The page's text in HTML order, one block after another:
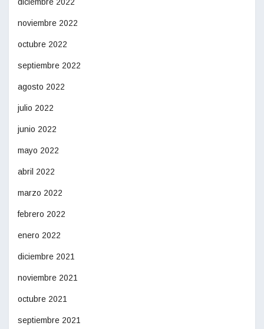
noviembre 2022
octubre 2022
septiembre 2022
agosto 2022
julio 2022
junio 2022
mayo 2022
abril 2022
marzo 2022
febrero 2022
enero 2022
diciembre 2021
noviembre 2021
octubre 2021
septiembre 2021